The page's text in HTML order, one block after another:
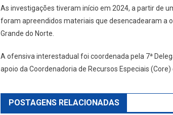
As investigações tiveram início em 2024, a partir de
foram apreendidos materiais que desencadearam a
Grande do Norte.
A ofensiva interestadual foi coordenada pela 7ª
apoio da Coordenadoria de Recursos Especiais
POSTAGENS RELACIONADAS